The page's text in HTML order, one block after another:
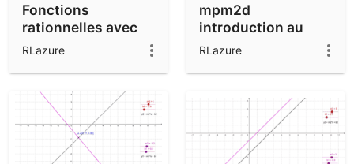
Fonctions
rationnelles avec
dérivées. ex 2
RLazure
mpm2d
introduction au
parabole
RLazure